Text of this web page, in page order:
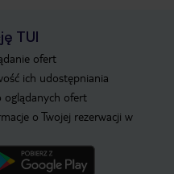
TUI
ofert
ich udostępniania
oglądanych ofert
o Twojej rezerwacji w